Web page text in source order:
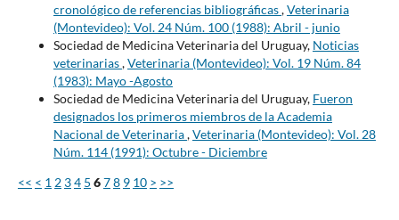
cronológico de referencias bibliográficas,Veterinaria
(Montevideo): Vol. 24 Núm. 100 (1988): Abril - junio
Sociedad de Medicina Veterinaria del Uruguay, Noticias
veterinarias,Veterinaria (Montevideo): Vol. 19 Núm. 84
(1983): Mayo -Agosto
Sociedad de Medicina Veterinaria del Uruguay, Fueron
designados los primeros miembros de la Academia
Nacional de Veterinaria,Veterinaria (Montevideo): Vol. 28
Núm. 114 (1991): Octubre - Diciembre
<< < 1 2 34 5 678 9 10 > >>